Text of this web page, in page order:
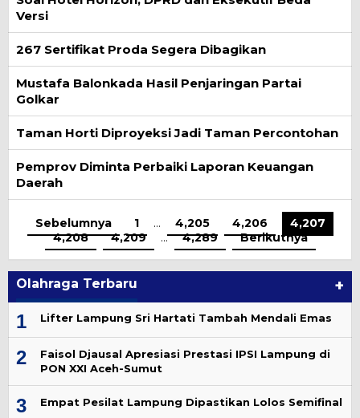
Versi
267 Sertifikat Proda Segera Dibagikan
Mustafa Balonkada Hasil Penjaringan Partai
Golkar
Taman Horti Diproyeksi Jadi Taman Percontohan
Pemprov Diminta Perbaiki Laporan Keuangan
Daerah
Sebelumnya 1 … 4,205 4,206
4,207
4,208
4,209 … 4,289 Berikutnya
Olahraga Terbaru +
1 Lifter Lampung Sri Hartati Tambah Mendali Emas
2
Faisol Djausal Apresiasi Prestasi IPSI Lampung di
PON XXI Aceh-Sumut
3 Empat Pesilat Lampung Dipastikan Lolos Semifinal